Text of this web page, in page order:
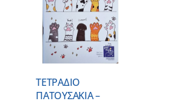
ΤΕΤΡΑΔΙΟ
ΠΑΤΟΥΣΑΚΙΑ –
ΚΑΛΑΘΙ
ΛΕΠΤΟΜΕΡΕΙΕΣ